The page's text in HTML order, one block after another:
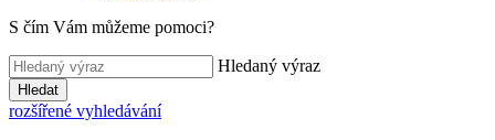
S čím Vám můžeme pomoci?
Hledaný výraz
Hledat
rozšířené vyhledávání